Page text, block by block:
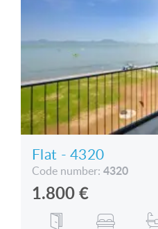
Flat - 4320
Code number: 4320
1.800€